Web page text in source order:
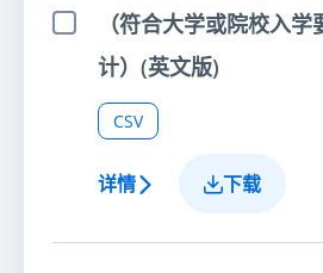
选择项目（符合大学或院校入
计）(英文版)
CSV
详情 下载